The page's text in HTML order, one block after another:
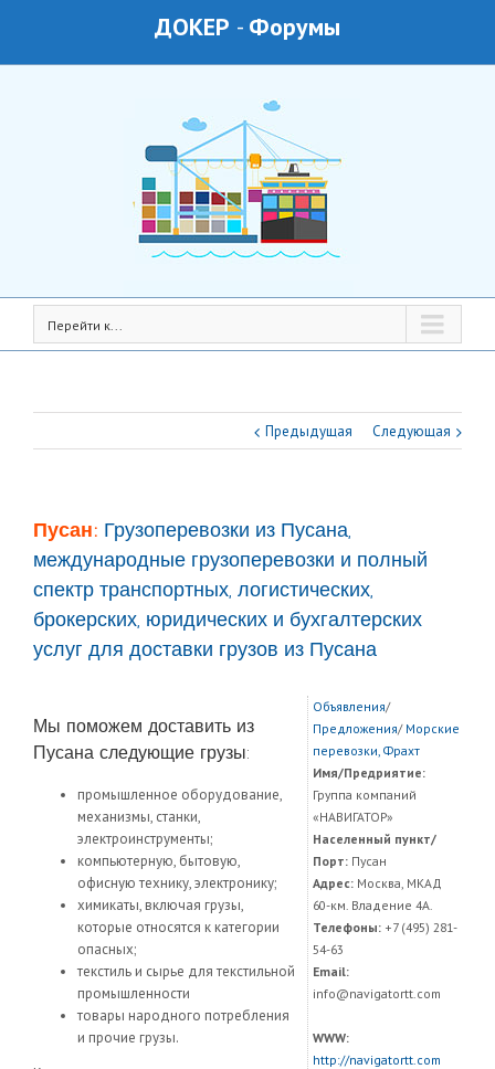
ДОКЕР - Форумы
Перейти к...
Предыдущая Следующая
Пусан: Грузоперевозки из Пусана,
международные грузоперевозки и полный
спектр транспортных, логистических,
брокерских, юридических и бухгалтерских
услуг для доставки грузов из Пусана
Мы поможем доставить из
Пусана следующие грузы:
промышленное оборудование,
механизмы, станки,
электроинструменты;
компьютерную, бытовую,
офисную технику, электронику;
химикаты, включая грузы,
которые относятся к категории
опасных;
текстиль и сырье для текстильной
промышленности
товары народного потребления
и прочие грузы.
Объявления/
Предложения/ Морские
перевозки, Фрахт
Имя/Предриятие:
Группа компаний
«НАВИГАТОР»
Населенный пункт/
Порт:Пусан
Адрес:Москва, МКАД
60-км. Владение 4А.
Телефоны:+7 (495) 281-
54-63
Email:
info@navigatortt.com
WWW:
http://navigatortt.com